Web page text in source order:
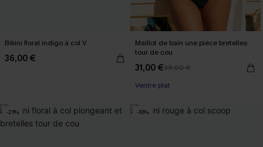
Bikini floral indigo à col V
36,00 €
Maillot de bain une pièce bretelles
tour de cou
31,00 €39,00 €
Ventre plat
-21% -10%